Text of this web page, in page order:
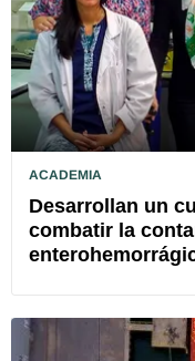
ACADEMIA
Desarrollan un
combatir la